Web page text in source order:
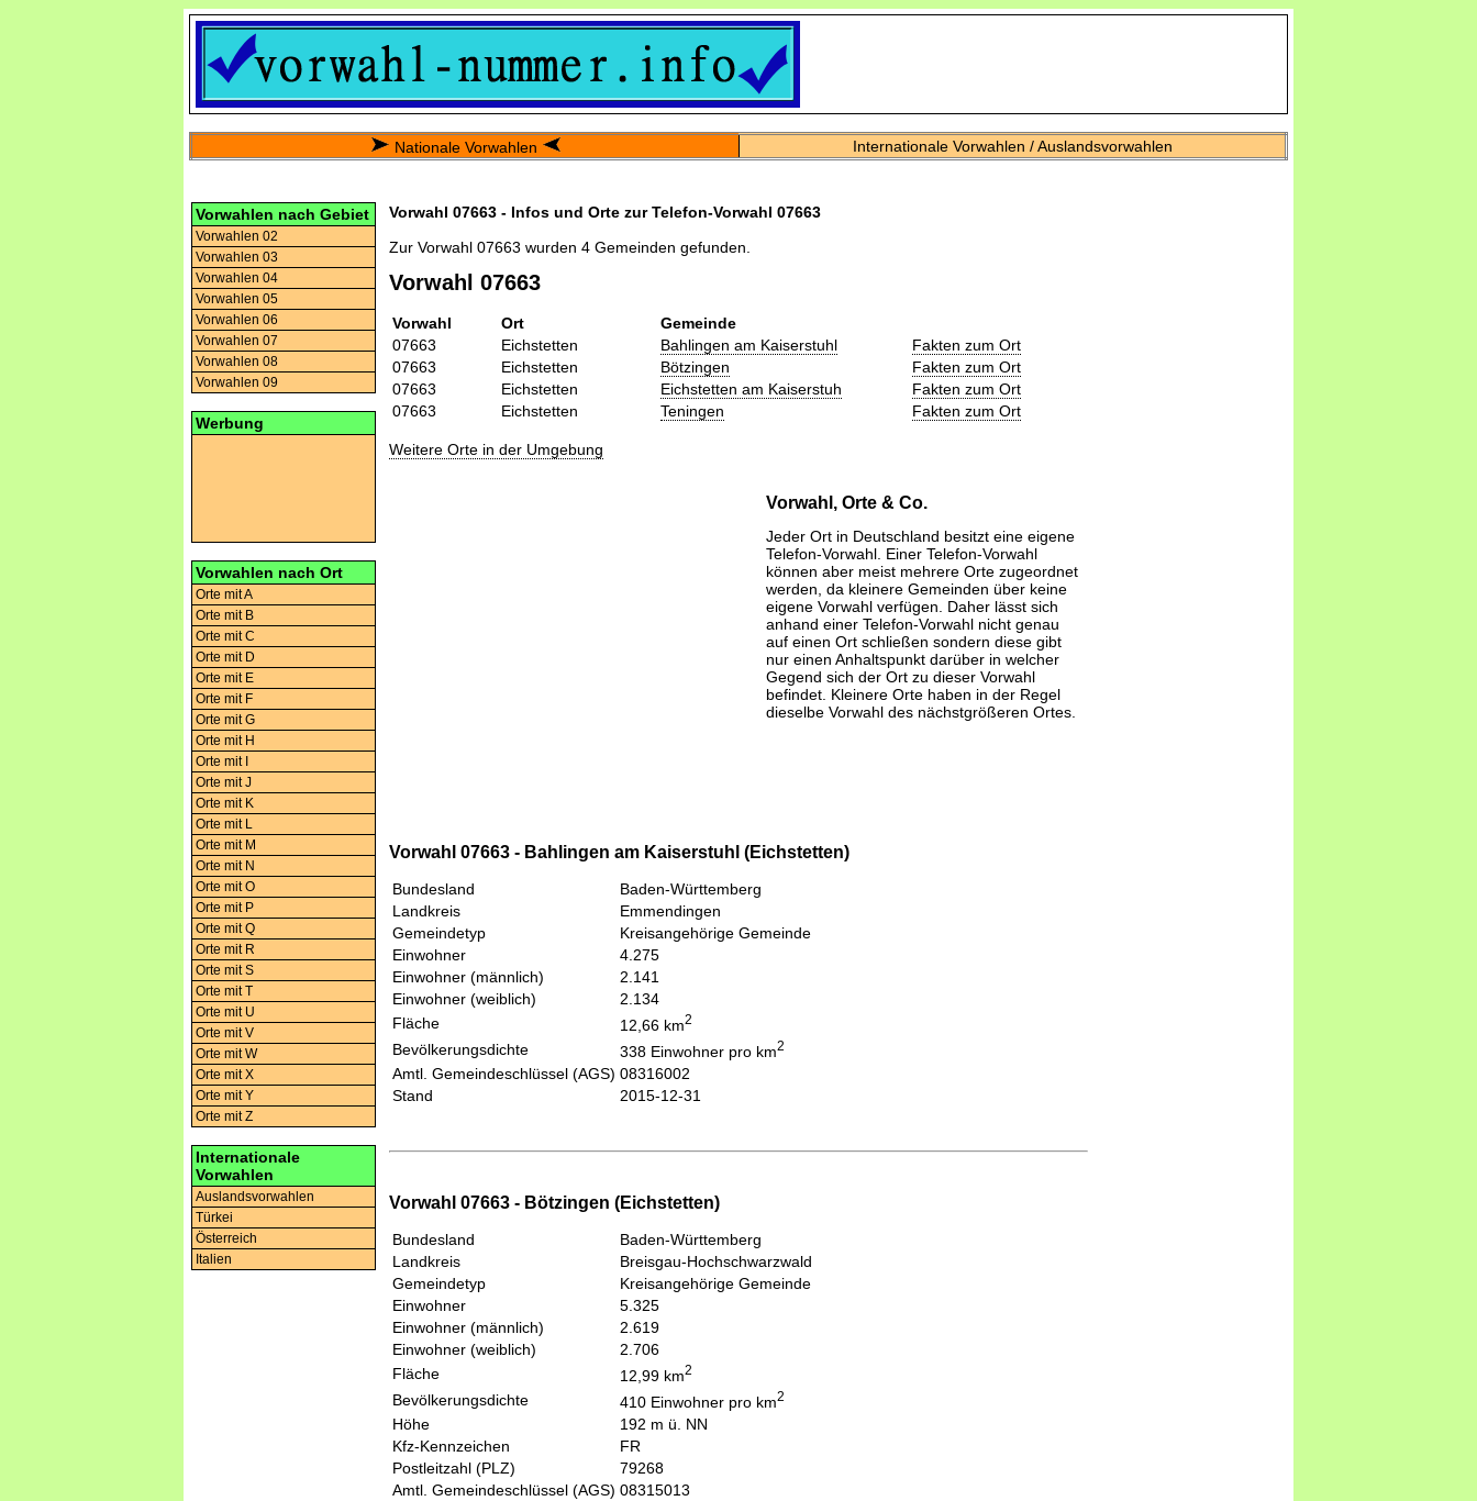
Nationale Vorwahlen Internationale Vorwahlen / Auslandsvorwahlen
Vorwahlen nach Gebiet
Vorwahlen 02
Vorwahlen 03
Vorwahlen 04
Vorwahlen 05
Vorwahlen 06
Vorwahlen 07
Vorwahlen 08
Vorwahlen 09
Werbung
Vorwahlen nach Ort
Orte mit A
Orte mit B
Orte mit C
Orte mit D
Orte mit E
Orte mit F
Orte mit G
Orte mit H
Orte mit I
Orte mit J
Orte mit K
Orte mit L
Orte mit M
Orte mit N
Orte mit O
Orte mit P
Orte mit Q
Orte mit R
Orte mit S
Orte mit T
Orte mit U
Orte mit V
Orte mit W
Orte mit X
Orte mit Y
Orte mit Z
Internationale
Vorwahlen
Auslandsvorwahlen
Türkei
Österreich
Italien
Vorwahl 07663 - Infos und Orte zur Telefon-Vorwahl 07663
Zur Vorwahl 07663 wurden 4 Gemeinden gefunden.
Vorwahl 07663
Vorwahl Ort
Gemeinde
07663
Eichstetten Bahlingen am Kaiserstuhl
Fakten zum Ort
07663
Eichstetten Bötzingen
Fakten zum Ort
07663
Eichstetten Eichstetten am Kaiserstuh
Fakten zum Ort
07663
Eichstetten Teningen Fakten zum Ort
Weitere Orte in der Umgebung
Vorwahl, Orte & Co.
Jeder Ort in Deutschland besitzt eine eigene
Telefon-Vorwahl. Einer Telefon-Vorwahl
können aber meist mehrere Orte zugeordnet
werden, da kleinere Gemeinden über keine
eigene Vorwahl verfügen. Daher lässt sich
anhand einer Telefon-Vorwahl nicht genau
auf einen Ort schließen sondern diese gibt
nur einen Anhaltspunkt darüber in welcher
Gegend sich der Ort zu dieser Vorwahl
befindet. Kleinere Orte haben in der Regel
dieselbe Vorwahl des nächstgrößeren Ortes.
Vorwahl 07663 - Bahlingen am Kaiserstuhl (Eichstetten)
Bundesland
Baden-Württemberg
Landkreis
Emmendingen
Gemeindetyp
Kreisangehörige Gemeinde
Einwohner
4.275
Einwohner (männlich)
2.141
Einwohner (weiblich)
2.134
Fläche
12,66 km2
Bevölkerungsdichte 338 Einwohner pro km2
Amtl. Gemeindeschlüssel (AGS) 08316002
Stand
2015-12-31
Vorwahl 07663 - Bötzingen (Eichstetten)
Bundesland
Baden-Württemberg
Landkreis
Breisgau-Hochschwarzwald
Gemeindetyp
Kreisangehörige Gemeinde
Einwohner
5.325
Einwohner (männlich)
2.619
Einwohner (weiblich)
2.706
Fläche
12,99 km2
Bevölkerungsdichte 410 Einwohner pro km2
Höhe
192 m ü. NN
Kfz-Kennzeichen
FR
Postleitzahl (PLZ)
79268
Amtl. Gemeindeschlüssel (AGS) 08315013